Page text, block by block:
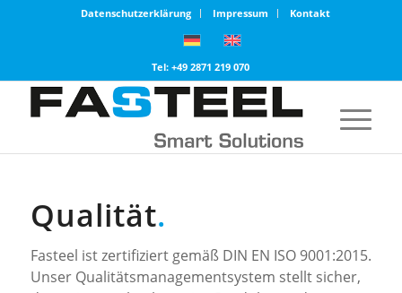
Datenschutzerklärung Impressum Kontakt
Tel: +49 2871 219 070
Qualität.
Fasteel ist zertifiziert gemäß DIN EN ISO 9001:2015.
Unser Qualitätsmanagementsystem stellt sicher,